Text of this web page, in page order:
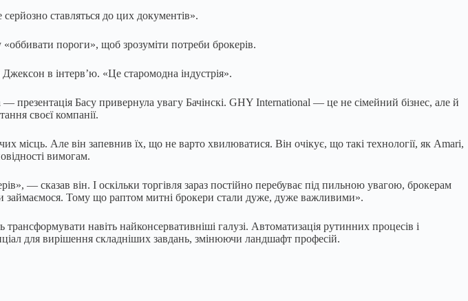
ставляться до цих документів».
пороги», щоб зрозуміти потреби брокерів.
в інтерв’ю. «Це старомодна індустрія».
Басу привернула увагу Бачінскі. GHY International — це не сімейний бізнес, але й
своєї компанії.
місць. Але він запевнив їх, що не варто хвилюватися. Він очікує, що такі технології, як Amari,
вимогам.
— сказав він. І оскільки торгівля зараз постійно перебуває під пильною увагою, брокерам
займаємося. Тому що раптом митні брокери стали дуже, дуже важливими».
навіть найконсервативніші галузі. Автоматизація рутинних процесів і
для вирішення складніших завдань, змінюючи ландшафт професій.